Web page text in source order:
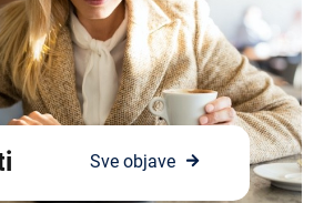
Sve objave